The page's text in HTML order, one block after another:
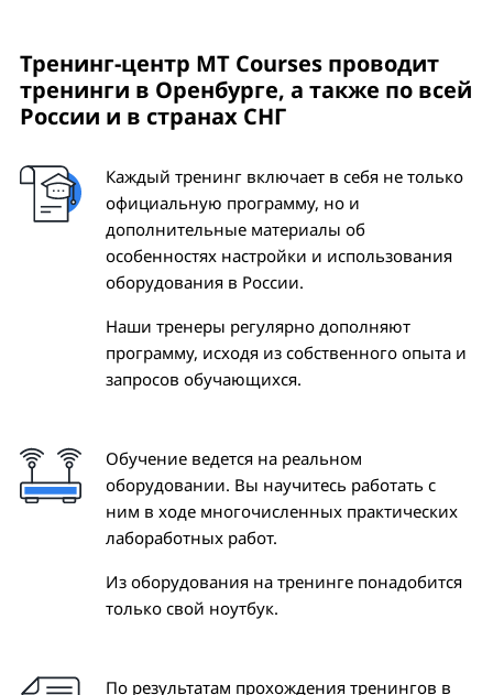
Тренинг-центр MT Courses проводит
тренинги в Оренбурге, а также по всей
России и в странах СНГ
Каждый тренинг включает в себя не только
официальную программу, но и
дополнительные материалы об
особенностях настройки и использования
оборудования в России.
Наши тренеры регулярно дополняют
программу, исходя из собственного опыта и
запросов обучающихся.
Обучение ведется на реальном
оборудовании. Вы научитесь работать с
ним в ходе многочисленных практических
лабоработных работ.
Из оборудования на тренинге понадобится
только свой ноутбук.
По результатам прохождения тренингов в